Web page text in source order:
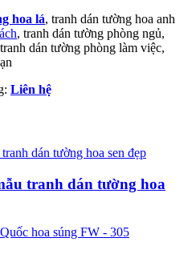
hoa lá, tranh dán tường hoa anh
, tranh dán tường phòng ngủ,
dán tường phòng làm việc,
Liên hệ
tranh dán tường hoa